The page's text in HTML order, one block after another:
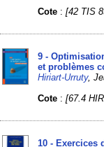
Cote :[42 TIS
9 -
et problèmes
Hiriart-Urruty,
Cote :[67.4
10 - Exercices